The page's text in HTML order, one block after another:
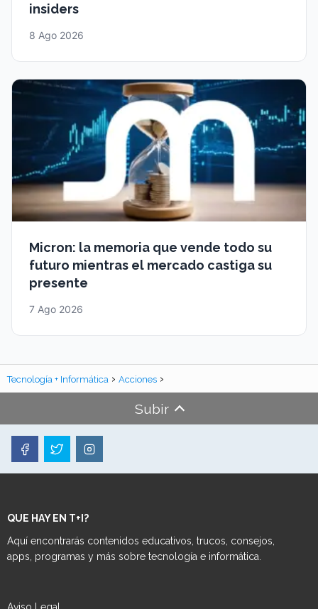
insiders
8 Ago 2026
Micron: la memoria que vende todo su
futuro mientras el mercado castiga su
presente
7 Ago 2026
Tecnología + Informática Acciones
Subir
QUE HAY EN T+I?
Aquí encontrarás contenidos educativos, trucos, consejos,
apps, programas y más sobre tecnología e informática.